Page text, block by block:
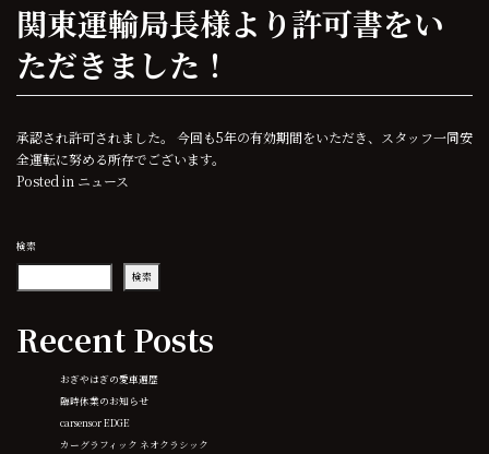
関東運輸局長様より許可書をい
ただきました！
承認され許可されました。 今回も5年の有効期間をいただき、スタッフ一同安
全運転に努める所存でございます。
Posted in ニュース
検索
検索
Recent Posts
おぎやはぎの愛車遍歴
臨時休業のお知らせ
carsensor EDGE
カーグラフィック ネオクラシック